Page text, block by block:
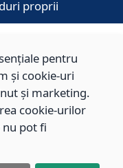
proprii
pentru
și cookie-uri
și marketing.
cookie-urilor
nu pot fi